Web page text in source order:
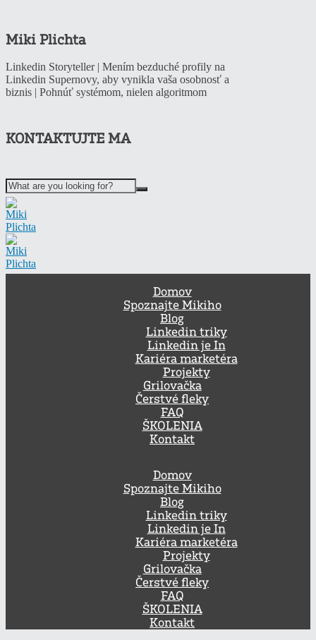
Miki Plichta
Linkedin Storyteller | Mením bezduché profily na
Linkedin Supernovy, aby vynikla vaša osobnosť a
biznis | Pohnúť systémom, nielen algoritmom
KONTAKTUJTE MA
Domov
Spoznajte Mikiho
Blog
Linkedin triky
Linkedin je In
Kariéra marketéra
Projekty
Grilovačka
Čerstvé fleky
FAQ
ŠKOLENIA
Kontakt
Domov
Spoznajte Mikiho
Blog
Linkedin triky
Linkedin je In
Kariéra marketéra
Projekty
Grilovačka
Čerstvé fleky
FAQ
ŠKOLENIA
Kontakt